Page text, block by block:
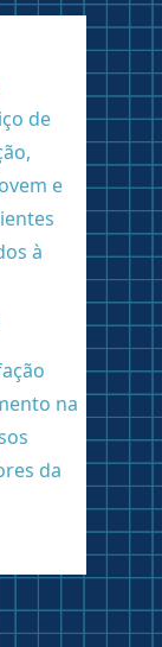
de
e
à
na
da